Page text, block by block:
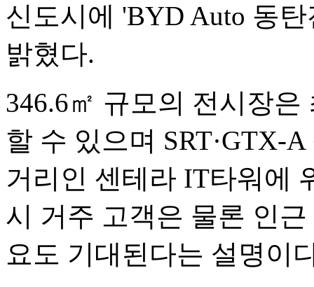
신도시에 'BYD Auto 동
밝혔다.
346.6㎡ 규모의 전시장
할 수 있으며 SRT·GTX-
거리인 센테라 IT타워에
시 거주 고객은 물론 인
요도 기대된다는 설명이